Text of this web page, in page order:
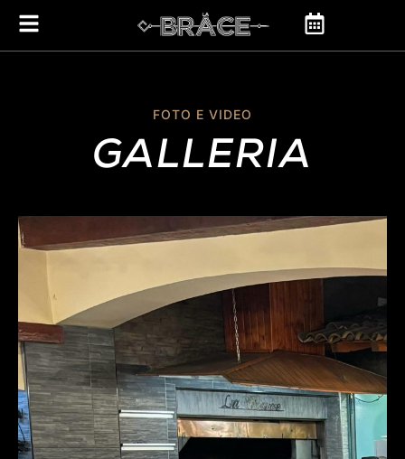
FOTO E VIDEO
GALLERIA